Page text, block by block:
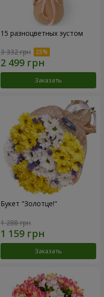
15 разноцветных эустом
3 332 грн
Заказать
Букет "Золотце!"
1 288 грн
Заказать